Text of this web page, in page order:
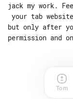
jack my work.
but only after
Tom